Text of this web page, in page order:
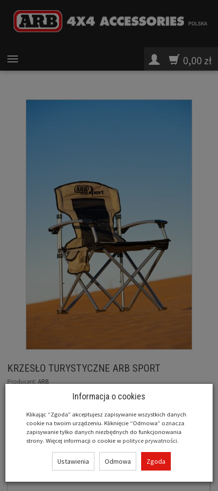
0,00 zł
KRZESŁO TURYSTYCZNE ARB SPORT
Producent:ARB
Dostępność: Produkt wycofany
Informacja o cookies
Klikając “Zgoda” akceptujesz zapisywanie wszystkich danych
cookie na twoim urządzeniu. Kliknięcie “Odmowa” oznacza
zapisywanie tylko danych niezbędnych do funkcjonowania
strony. Więcej informacji o cookie wpolityce prywatności.
Ustawienia Odmowa Zgoda